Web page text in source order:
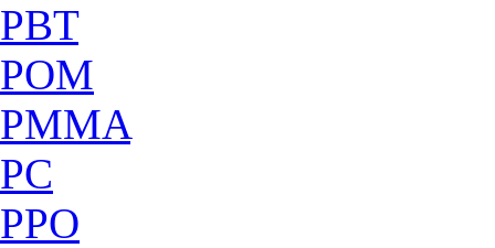
PBT
POM
PMMA
PC
PPO